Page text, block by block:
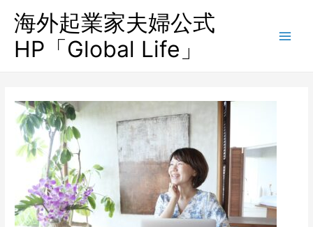
海外起業家夫婦公式
HP「Global Life」